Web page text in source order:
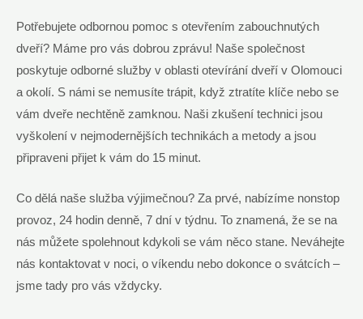
Potřebujete odbornou pomoc s otevřením zabouchnutých
dveří? Máme pro vás dobrou zprávu! Naše společnost
poskytuje odborné služby v oblasti otevírání dveří v Olomouci
a okolí. S námi se nemusíte trápit, když ztratíte klíče nebo se
vám dveře nechtěně zamknou. Naši zkušení technici jsou
vyškolení v nejmodernějších technikách a metody a jsou
připraveni přijet k vám do 15 minut.
Co dělá naše služba výjimečnou? Za prvé, nabízíme nonstop
provoz, 24 hodin denně, 7 dní v týdnu. To znamená, že se na
nás můžete spolehnout kdykoli se vám něco stane. Neváhejte
nás kontaktovat v noci, o víkendu nebo dokonce o svátcích –
jsme tady pro vás vždycky.